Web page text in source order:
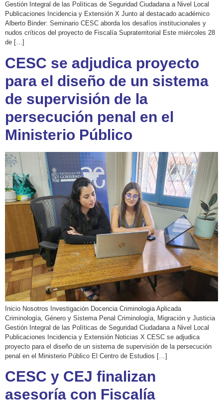
Gestión Integral de las Políticas de Seguridad Ciudadana a Nivel Local
Publicaciones Incidencia y Extensión X Junto al destacado académico
Alberto Binder: Seminario CESC aborda los desafíos institucionales y
nudos críticos del proyecto de Fiscalía Supraterritorial Este miércoles 28
de […]
CESC se adjudica proyecto
para el diseño de un sistema
de supervisión de la
persecución penal en el
Ministerio Público
Inicio Nosotros Investigación Docencia Criminologia Aplicada
Criminología, Género y Sistema Penal Criminología, Migración y Justicia
Gestión Integral de las Políticas de Seguridad Ciudadana a Nivel Local
Publicaciones Incidencia y Extensión Noticias X CESC se adjudica
proyecto para el diseño de un sistema de supervisión de la persecución
penal en el Ministerio Público El Centro de Estudios […]
CESC y CEJ finalizan
asesoría con Fiscalía